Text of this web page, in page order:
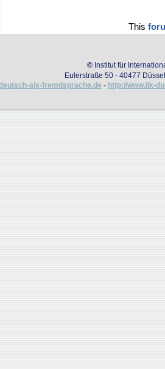
This
© Institut für
Eulerstraße 50 - 40477
als-fremdsprache.de - http://www.iik-